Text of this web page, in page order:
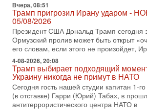
30-07-2026, 16:54
Покупатель авиакомпании «Аркия»
запретить полеты по субботам!
Вокруг возможной продажи
разгорается громкий конфликт.
30-07-2026, 08:16
Трамп готовит удар по Ирану -
Президент США Дональд Трамп сегодня
возможность масштабной военной
после ракетной атаки на американскую
29-07-2026, 18:28
Вчера, 08:51
Трамп пригрозил Ирану ударом -
05/08/2026
Президент США Дональд Трамп сегодня
Ормузский пролив может быть открыт
его словам, если этого не произойдет,
4-08-2026, 20:08
Трамп выбирает подходящий
Украину никогда не примут в НАТО
Сегодня гость нашей студии капитан 1-
(в отставке) Гарри (Юрий) Табах, в
антитеррористического центра НАТО в